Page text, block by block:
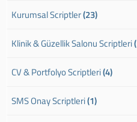
Kurumsal Scriptler(23)
Klinik & Güzellik Salonu Scriptleri
CV & Portfolyo Scriptleri(4)
SMS Onay Scriptleri(1)